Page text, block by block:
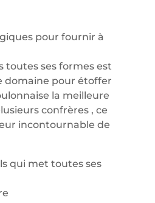
pour fournir à
toutes ses formes est
domaine pour étoffer
la meilleure
confrères , ce
incontournable de
qui met toutes ses